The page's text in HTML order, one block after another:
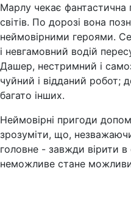
Марлу чекає
світів. По дорозі вона
неймовірними героями.
і невгамовний водій
Дашер, нестримний і
чуйний і відданий робот;
багато інших.
Неймовірні пригоди
зрозуміти, що,
головне - завжди вірити в
неможливе стане